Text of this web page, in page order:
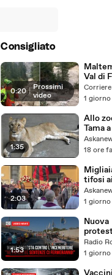
Consigliato
0:20 | Prossimi
video
Val di
video
frane e
piena
1
1:35
Allo
Tama
morte
colpo
calore
18 ore fa
2:03
tifosi
Baresi:
1
1:53
Nuova
contro
Radio
1